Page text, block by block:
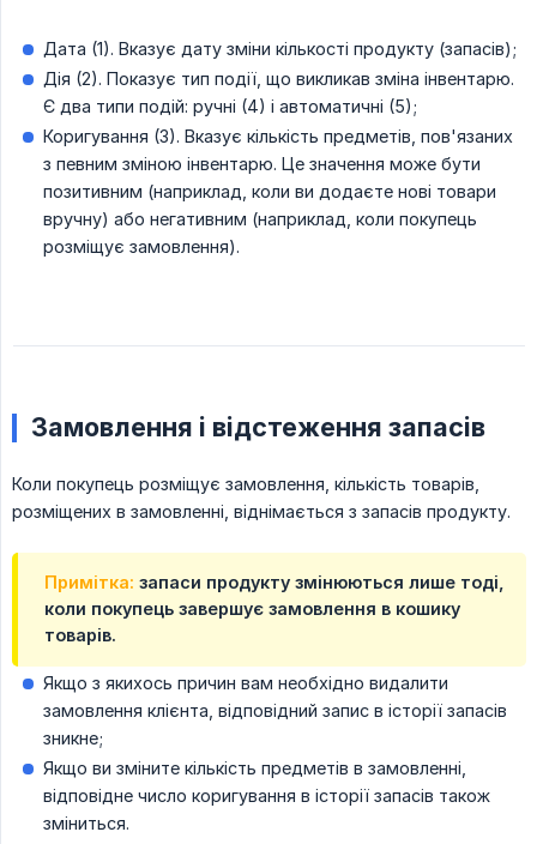
Дата (1). Вказує дату зміни кількості продукту (запасів);
Дія (2). Показує тип події, що викликав зміна інвентарю.
Є два типи подій: ручні (4) і автоматичні (5);
Коригування (3). Вказує кількість предметів, пов'язаних
з певним зміною інвентарю. Це значення може бути
позитивним (наприклад, коли ви додаєте нові товари
вручну) або негативним (наприклад, коли покупець
розміщує замовлення).
Замовлення і відстеження запасів
Коли покупець розміщує замовлення, кількість товарів,
розміщених в замовленні, віднімається з запасів продукту.
Примітка: запаси продукту змінюються лише тоді,
коли покупець завершує замовлення в кошику
товарів.
Якщо з якихось причин вам необхідно видалити
замовлення клієнта, відповідний запис в історії запасів
зникне;
Якщо ви зміните кількість предметів в замовленні,
відповідне число коригування в історії запасів також
зміниться.